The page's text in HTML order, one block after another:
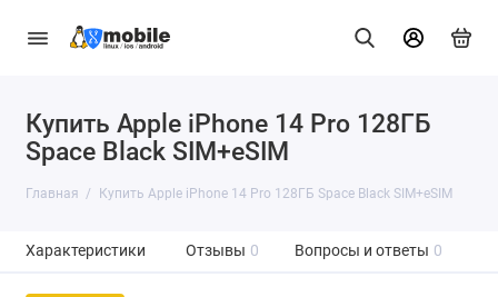
Купить Apple iPhone 14 Pro 128ГБ
Space Black SIM+eSIM
Главная Купить Apple iPhone 14 Pro 128ГБ Space Black SIM+eSIM
Характеристики Отзывы 0 Вопросы и ответы 0